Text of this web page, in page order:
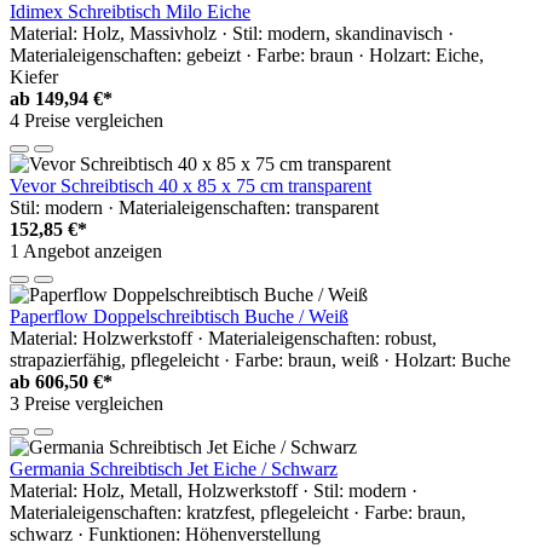
Idimex Schreibtisch Milo Eiche
Material: Holz, Massivholz · Stil: modern, skandinavisch ·
Materialeigenschaften: gebeizt · Farbe: braun · Holzart: Eiche,
Kiefer
ab 149,94 €*
4 Preise vergleichen
Vevor Schreibtisch 40 x 85 x 75 cm transparent
Stil: modern · Materialeigenschaften: transparent
152,85 €*
1 Angebot anzeigen
Paperflow Doppelschreibtisch Buche / Weiß
Material: Holzwerkstoff · Materialeigenschaften: robust,
strapazierfähig, pflegeleicht · Farbe: braun, weiß · Holzart: Buche
ab 606,50 €*
3 Preise vergleichen
Germania Schreibtisch Jet Eiche / Schwarz
Material: Holz, Metall, Holzwerkstoff · Stil: modern ·
Materialeigenschaften: kratzfest, pflegeleicht · Farbe: braun,
schwarz · Funktionen: Höhenverstellung